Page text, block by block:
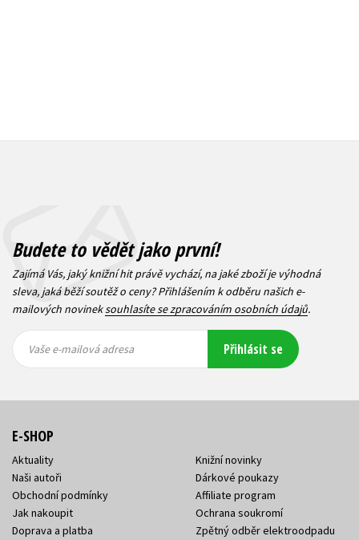
Budete to vědět jako první!
Zajímá Vás, jaký knižní hit právě vychází, na jaké zboží je výhodná
sleva, jaká běží soutěž o ceny? Přihlášením k odběru našich e-
mailových novineksouhlasíte se zpracováním osobních údajů.
mailová
mailová
Vaše e-mailová adresa Přihlásit se
E-SHOP
Aktuality
Naši autoři
Obchodní podmínky
Jak nakoupit
Doprava a platba
Knižní novinky
Dárkové poukazy
Affiliate program
Ochrana soukromí
Zpětný odběr elektroodpadu